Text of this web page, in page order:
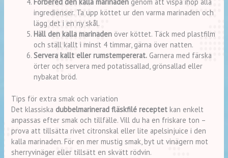
ingredienser. Ta upp köttet ur den varma marinaden och
lägg det i en ny skål.
Häll den kalla marinaden över köttet. Täck med plastfilm
och ställ kallt i minst 4 timmar, gärna över natten.
Servera kallt eller rumstempererat. Garnera med färska
örter och servera med potatissallad, grönsallad eller
nybakat bröd.
Tips för extra smak och variation
Det klassiska dubbelmarinerad fläskfilé receptet kan enkelt
anpassas efter smak och tillfälle. Vill du ha en friskare ton –
prova att tillsätta rivet citronskal eller lite apelsinjuice i den
kalla marinaden. För en mer mustig smak, byt ut vinägern mot
sherryvinäger eller tillsätt en skvätt rödvin.